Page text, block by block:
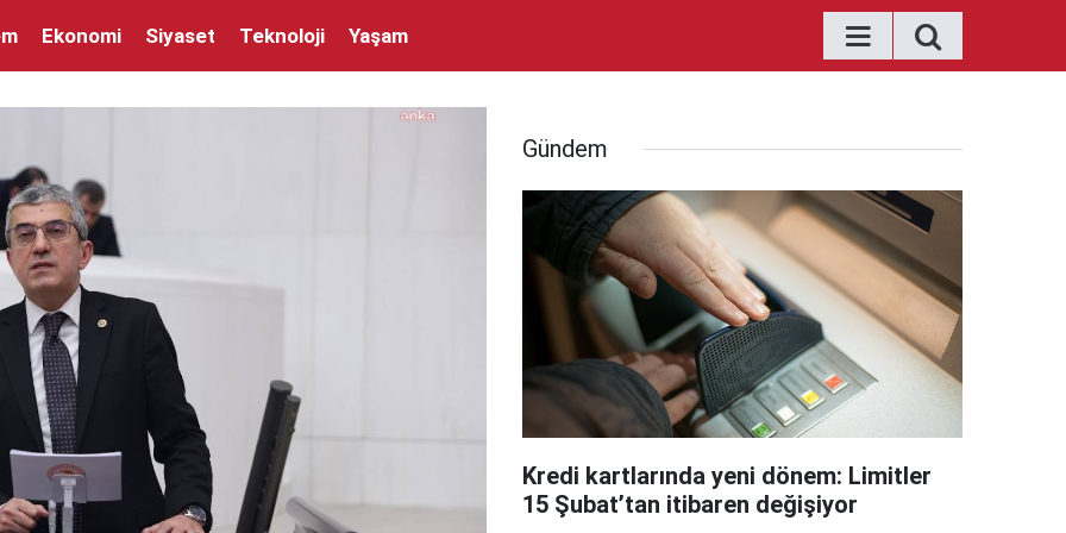
Ekonomi Siyaset Teknoloji Yaşam
Gündem
Kredi kartlarında yeni dönem: Limitler
15 Şubat’tan itibaren değişiyor